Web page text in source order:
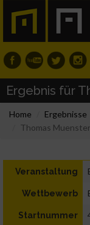
Ergebnis für
Home Ergebnisse
Thomas Muenster
Veranstaltung
Wettbewerb
Startnummer